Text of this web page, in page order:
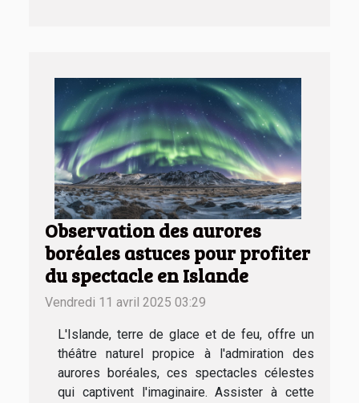
Observation des aurores
boréales astuces pour profiter
du spectacle en Islande
Vendredi 11 avril 2025 03:29
L'Islande, terre de glace et de feu, offre un
théâtre naturel propice à l'admiration des
aurores boréales, ces spectacles célestes
qui captivent l'imaginaire. Assister à cette